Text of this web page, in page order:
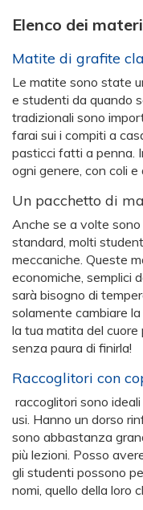
Elenco dei
Matite di grafite
Le matite sono state
e studenti da quando
tradizionali sono
farai sui i compiti a
pasticci fatti a penna.
ogni genere, con coli
Un pacchetto di
Anche se a volte
standard, molti
meccaniche. Queste
economiche, semplici
sarà bisogno di
solamente cambiare
la tua matita del
senza paura di finirla!
Raccoglitori con
raccoglitori sono
usi. Hanno un dorso
sono abbastanza
più lezioni. Posso
gli studenti possono
nomi, quello della loro